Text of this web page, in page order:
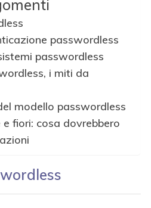
passwordless
passwordless
i miti da
modello passwordless
fiori: cosa dovrebbero